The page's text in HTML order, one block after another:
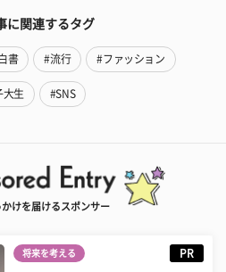
に関連するタグ
書 #流行 #ファッション
大生 #SNS
けを届けるスポンサー
将来を考える PR